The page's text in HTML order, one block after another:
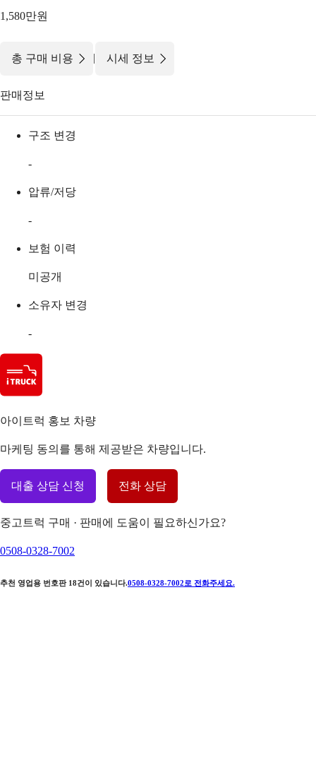
1,580만원
총 구매 비용 | 시세 정보
판매정보
구조 변경
-
압류/저당
-
보험 이력
미공개
소유자 변경
-
아이트럭 홍보 차량
마케팅 동의를 통해 제공받은 차량입니다.
대출 상담 신청 전화 상담
중고트럭 구매 · 판매에 도움이 필요하신가요?
0508-0328-7002
추천 영업용 번호판 18건이 있습니다.0508-0328-7002 로 전화주세요.